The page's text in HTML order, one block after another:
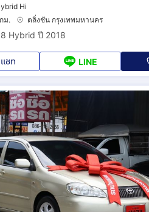
Hi
ม. ตลิ่งชัน กรุงเทพมหานคร
Hybrid ปี 2018
แชท LINE